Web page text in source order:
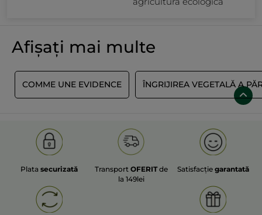
Afișați mai multe
COMME UNE EVIDENCE ÎNGRIJIREA VEGETALĂ A
Plata securizată Transport OFERITde
la 149lei
Satisfacțiegarantată